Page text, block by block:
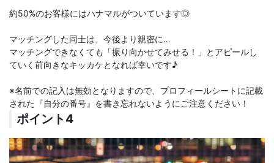
約50%のお客様にはハナマルがついています◎
マッチングした同士は、今後より親密に…
マッチングできなくても「振り向かせてみせる！」とアピールし
ていく前向きなキッカケとなれば幸いです♪
※名前での記入は無効となりますので、プロフィールシートに記載
された『自分の番号』を書き忘れないようにご注意ください！
ポイント4